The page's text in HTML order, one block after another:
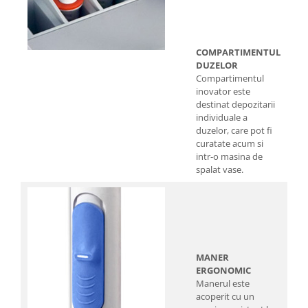
COMPARTIMENTUL
DUZELOR
Compartimentul
inovator este
destinat depozitarii
individuale a
duzelor, care pot fi
curatate acum si
intr-o masina de
spalat vase.
MANER
ERGONOMIC
Manerul este
acoperit cu un